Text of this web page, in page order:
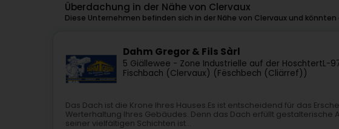
Überdachung in der Nähe von Clervaux
Diese Unternehmen befinden sich in der Nähe von Clervaux und könnten
Dahm Gregor & Fils Sàrl
5 Giällewee - Zone Industrielle auf der HoschtertL-
Fischbach (Clervaux) (Fëschbech (Cliärref))
Das Dach ist die Krone Ihres Hauses.Es ist entscheidend für das
Werterhaltung Ihres Gebäudes. Denn das Dach erfüllt
seiner vielfältigen Schichten ist...